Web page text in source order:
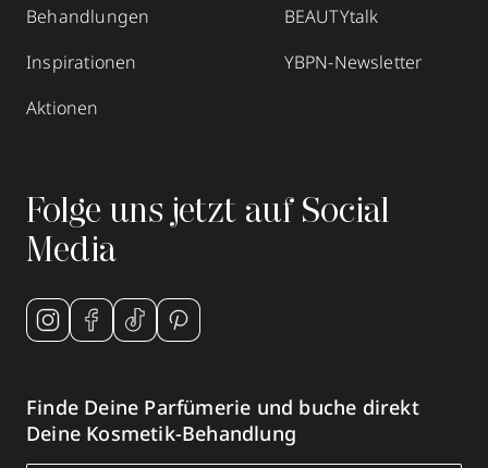
Behandlungen
Inspirationen
Aktionen
BEAUTYtalk
YBPN-Newsletter
Folge uns jetzt auf Social
Media
Finde Deine Parfümerie und buche direkt
Deine Kosmetik-Behandlung